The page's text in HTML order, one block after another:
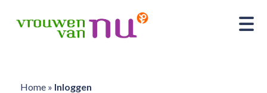
Home» Inloggen